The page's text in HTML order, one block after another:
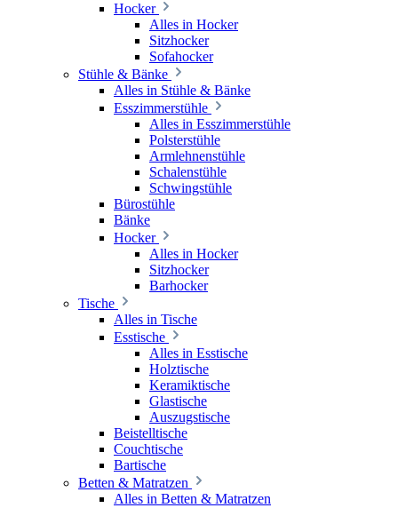
Hocker
Alles in Hocker
Sitzhocker
Sofahocker
Stühle & Bänke
Alles in Stühle & Bänke
Esszimmerstühle
Alles in Esszimmerstühle
Polsterstühle
Armlehnenstühle
Schalenstühle
Schwingstühle
Bürostühle
Bänke
Hocker
Alles in Hocker
Sitzhocker
Barhocker
Tische
Alles in Tische
Esstische
Alles in Esstische
Holztische
Keramiktische
Glastische
Auszugstische
Beistelltische
Couchtische
Bartische
Betten & Matratzen
Alles in Betten & Matratzen